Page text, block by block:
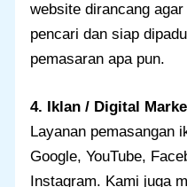
website dirancang
pencari dan siap
pemasaran apa pun.
4. Iklan / Digital
Layanan pemasangan
Google, YouTube,
Instagram. Kami juga